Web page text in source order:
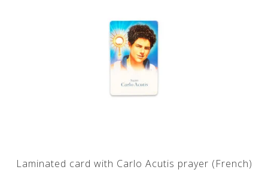
Laminated card with Carlo Acutis prayer (French)